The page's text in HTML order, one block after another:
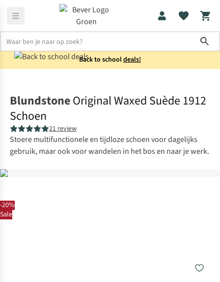
Back to schooldeals!
-20%
Sale
BlundstoneOriginal Waxed Suède 1912
Schoen
21 review
Stoere multifunctionele en tijdloze schoen voor dagelijks
gebruik, maar ook voor wandelen in het bos en naar je werk.